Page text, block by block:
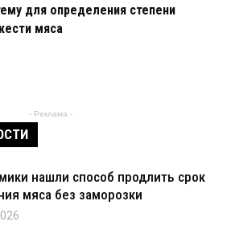
для определения степени
мяса
- Реклама -
нашли способ продлить срок
мяса без заморозки